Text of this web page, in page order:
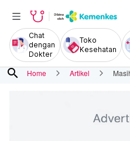
Chat
dengan
Dokter
Toko
Kesehatan
search Home Artikel